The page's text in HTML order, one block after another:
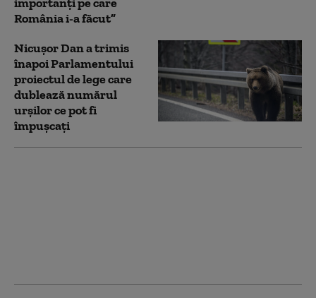
importanți pe care
România i-a făcut”
Nicușor Dan a trimis
înapoi Parlamentului
proiectul de lege care
dublează numărul
urșilor ce pot fi
împușcați